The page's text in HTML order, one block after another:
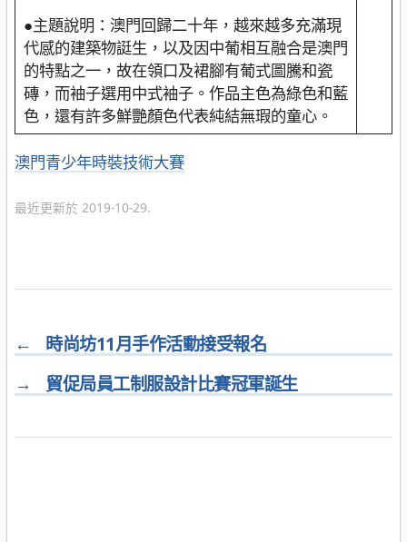
●主題說明：澳門回歸二十年，越來越多充滿現
代感的建築物誔生，以及因中葡相互融合是澳門
的特點之一，故在領口及裙腳有葡式圖騰和瓷
磚，而袖子選用中式袖子。作品主色為綠色和藍
色，還有許多鮮艷顏色代表純結無瑕的童心。
分
澳門青少年時裝技術大賽
最近更新於 2019-10-29.
←
時尚坊11月手作活動接受報名
→
貿促局員工制服設計比賽冠軍誕生